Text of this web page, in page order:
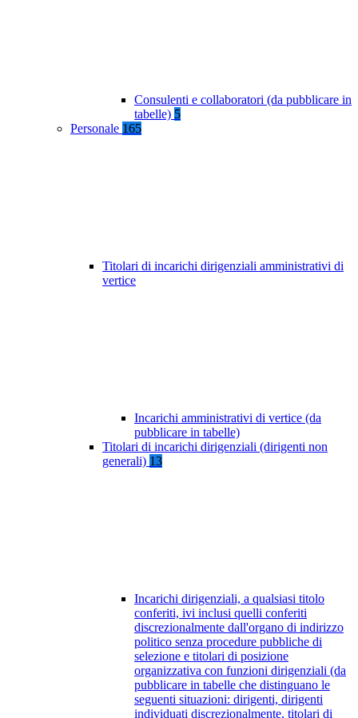
Consulenti e collaboratori (da pubblicare in
tabelle) 5
Personale 165
Titolari di incarichi dirigenziali amministrativi di
vertice
Incarichi amministrativi di vertice (da
pubblicare in tabelle)
Titolari di incarichi dirigenziali (dirigenti non
generali) 13
Incarichi dirigenziali, a qualsiasi titolo
conferiti, ivi inclusi quelli conferiti
discrezionalmente dall'organo di indirizzo
politico senza procedure pubbliche di
selezione e titolari di posizione
organizzativa con funzioni dirigenziali (da
pubblicare in tabelle che distinguano le
seguenti situazioni: dirigenti, dirigenti
individuati discrezionalmente, titolari di